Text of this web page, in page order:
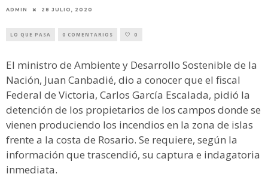
ADMIN 28 JULIO, 2020
LO QUE PASA 0 COMENTARIOS 0
El ministro de Ambiente y Desarrollo Sostenible de la
Nación, Juan Canbadié, dio a conocer que el fiscal
Federal de Victoria, Carlos García Escalada, pidió la
detención de los propietarios de los campos donde se
vienen produciendo los incendios en la zona de islas
frente a la costa de Rosario. Se requiere, según la
información que trascendió, su captura e indagatoria
inmediata.